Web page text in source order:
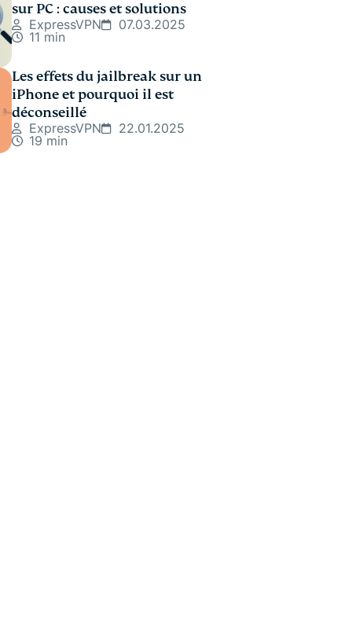
sur PC : causes et solutions
ExpressVPN
07.03.2025
11 min
Les effets du jailbreak sur un
iPhone et pourquoi il est
déconseillé
ExpressVPN
22.01.2025
19 min